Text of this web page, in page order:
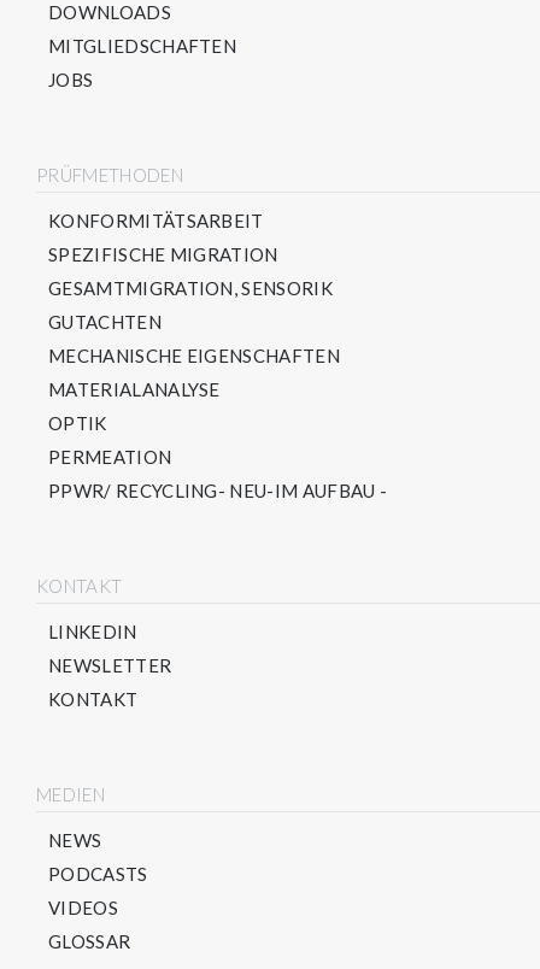
DOWNLOADS
MITGLIEDSCHAFTEN
JOBS
PRÜFMETHODEN
KONFORMITÄTSARBEIT
SPEZIFISCHE MIGRATION
GESAMTMIGRATION, SENSORIK
GUTACHTEN
MECHANISCHE EIGENSCHAFTEN
MATERIALANALYSE
OPTIK
PERMEATION
PPWR/ RECYCLING- NEU-IM AUFBAU -
KONTAKT
LINKEDIN
NEWSLETTER
KONTAKT
MEDIEN
NEWS
PODCASTS
VIDEOS
GLOSSAR